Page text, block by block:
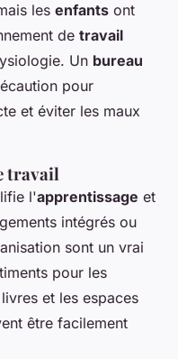
les enfants ont
de travail
Un bureau
pour
et éviter les maux
travail
l'apprentissage et
intégrés ou
sont un vrai
pour les
et les espaces
être facilement